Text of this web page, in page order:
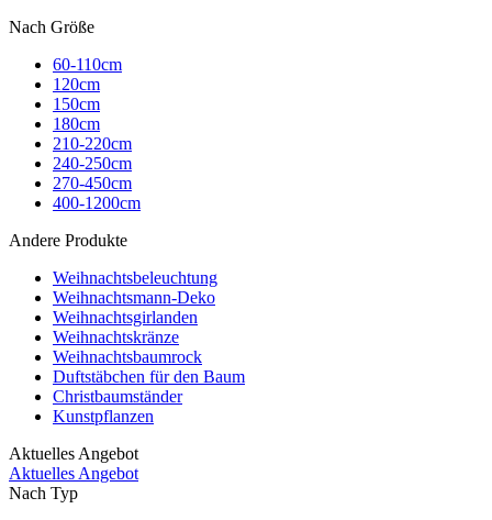
Nach Größe
60-110cm
120cm
150cm
180cm
210-220cm
240-250cm
270-450cm
400-1200cm
Andere Produkte
Weihnachtsbeleuchtung
Weihnachtsmann-Deko
Weihnachtsgirlanden
Weihnachtskränze
Weihnachtsbaumrock
Duftstäbchen für den Baum
Christbaumständer
Kunstpflanzen
Aktuelles Angebot
Aktuelles Angebot
Nach Typ